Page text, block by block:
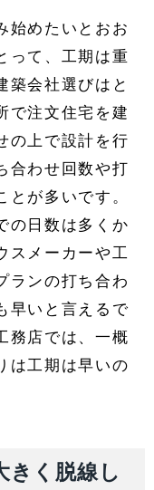
始めたいとおお
って、工期は重
築会社選びはと
で注文住宅を建
の上で設計を行
合わせ回数や打
とが多いです。
の日数は多くか
スメーカーや工
ランの打ち合わ
早いと言えるで
務店では、一概
は工期は早いの
きく脱線し